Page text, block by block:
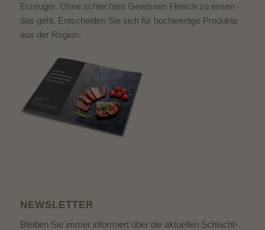
Erzeuger. Ohne schlechtes Gewissen Fleisch zu essen -
das geht. Entscheiden Sie sich für hochwertige Produkte
aus der Region.
NEWSLETTER
Bleiben Sie immer informiert über die aktuellen Schlacht-